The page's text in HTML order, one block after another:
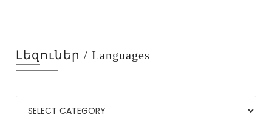
Լեզուներ / Languages